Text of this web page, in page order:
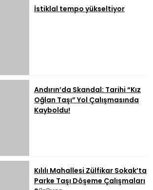
İstiklal tempo yükseltiyor
Andırın’da Skandal: Tarihi “Kız
Oğlan Taşı” Yol Çalışmasında
Kayboldu!
Kılılı Mahallesi Zülfikar Sokak’ta
Parke Taşı Döşeme Çalışmaları